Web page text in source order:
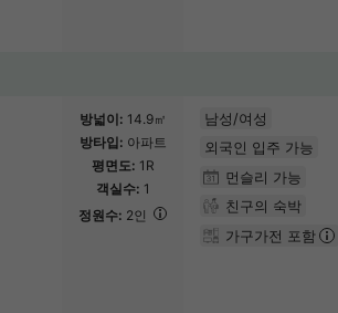
방넓이 14.9㎡
방타입 아파트
평면도 1R
객실수 1
정원수 2인
남성/여성
외국인 입주 가능
먼슬리 가능
친구의 숙박
가구가전 포함